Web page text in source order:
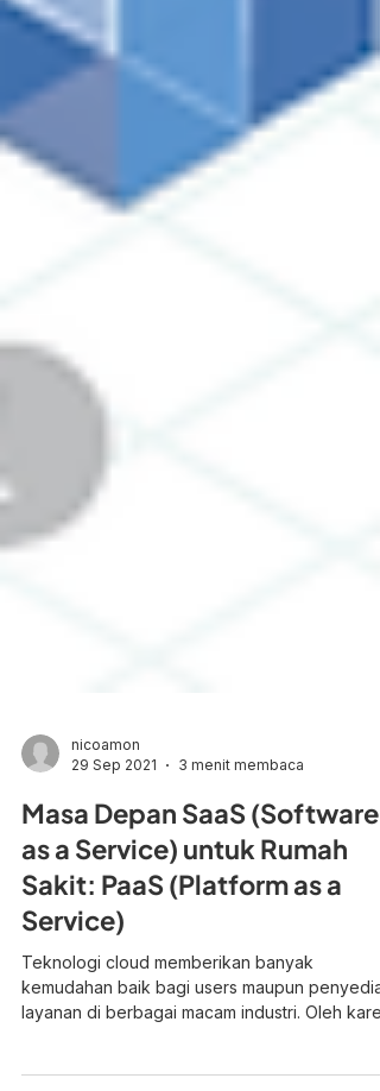
nicoamon
29 Sep 2021
3 menit membaca
Masa Depan SaaS (Software
as a Service) untuk Rumah
Sakit: PaaS (Platform as a
Service)
kemudahan baik bagi users maupun penyedia